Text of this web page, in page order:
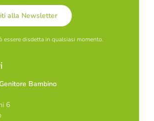
alla Newsletter
essere disdetta in qualsiasi momento.
Bambino
6